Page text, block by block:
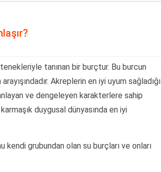
tanınan bir burçtur. Bu burcun
Akreplerin en iyi uyum sağladığı
ve dengeleyen karakterlere sahip
duygusal dünyasında en iyi
grubundan olan su burçları ve onları